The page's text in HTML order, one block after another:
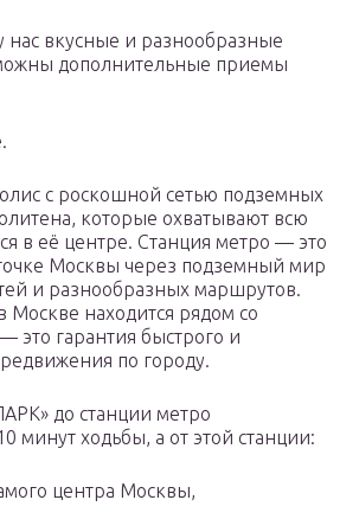
вкусные и разнообразные
дополнительные приемы
с роскошной сетью подземных
которые охватывают всю
в её центре. Станция метро — это
Москвы через подземный мир
и разнообразных маршрутов.
Москве находится рядом со
это гарантия быстрого и
по городу.
до станции метро
минут ходьбы, а от этой станции:
центра Москвы,